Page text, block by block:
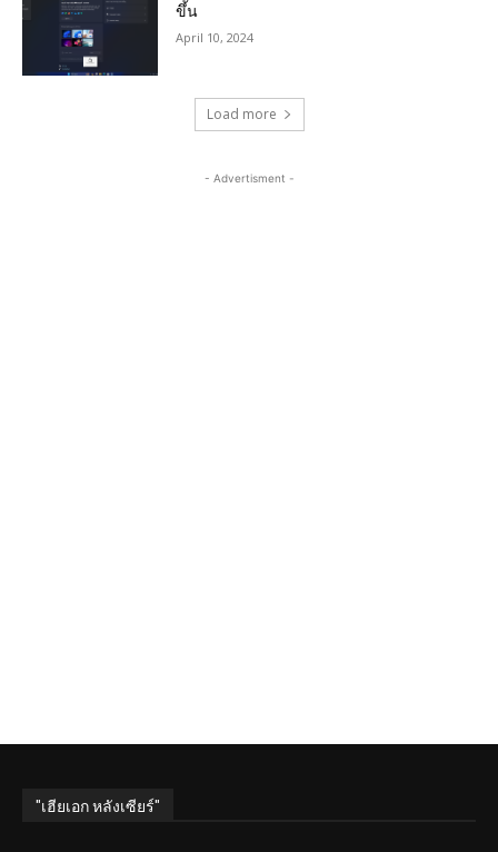
ขึ้น
April 10, 2024
Load more
- Advertisment -
"เฮียเอก หลังเซียร์"